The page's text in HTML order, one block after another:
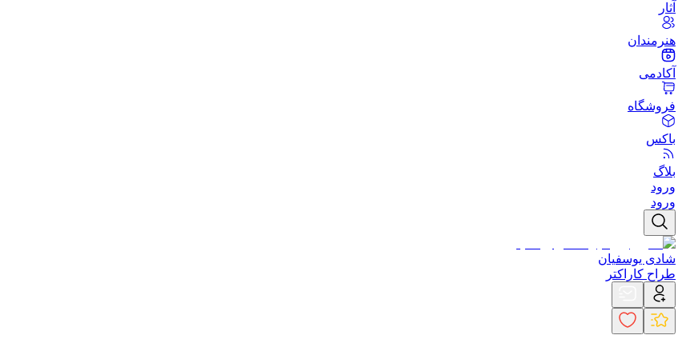
آثار
هنرمندان
آکادمی
فروشگاه
باکس
بلاگ
ورود
ورود
شادی یوسفیان
طراح کاراکتر